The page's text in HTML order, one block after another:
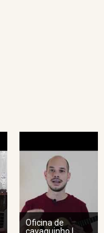
Oficina de